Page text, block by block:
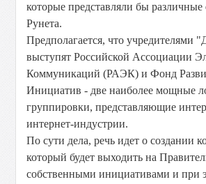
которые представляли бы различные
Рунета.
Предполагается, что учредителями
выступят Российской Ассоциации
Коммуникаций (РАЭК) и Фонд
Инициатив - две наиболее мощные
группировки, представляющие
интернет-индустрии.
По сути дела, речь идет о создании
который будет выходить на
собственными инициативами и при